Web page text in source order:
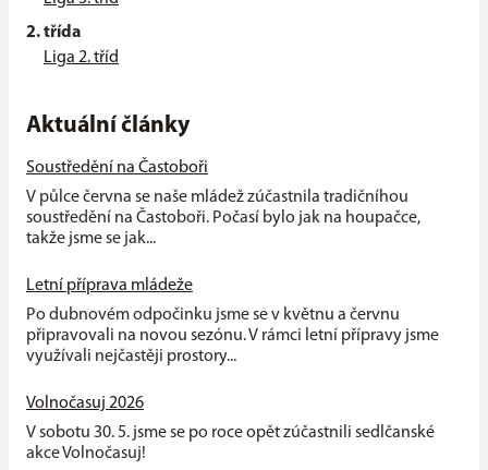
2. třída
Liga 2. tříd
Aktuální články
Soustředění na Častoboři
V půlce června se naše mládež zúčastnila tradičníhou
soustředění na Častoboři. Počasí bylo jak na houpačce,
takže jsme se jak...
Letní příprava mládeže
Po dubnovém odpočinku jsme se v květnu a červnu
připravovali na novou sezónu. V rámci letní přípravy jsme
využívali nejčastěji prostory...
Volnočasuj 2026
V sobotu 30. 5. jsme se po roce opět zúčastnili sedlčanské
akce Volnočasuj!